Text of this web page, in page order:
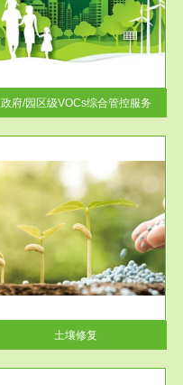
政府/园区级VOCs综合管控服务
土壤修复